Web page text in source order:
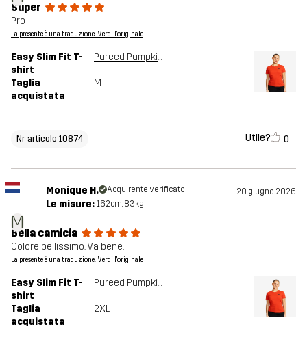
Super
Pro
La presente è una traduzione. Verdi l'originale
Easy Slim Fit T-
shirt
Pureed Pumpkin
Taglia
acquistata
M
Nr articolo 10874 Utile? 0
M
Monique H. Acquirente verificato 20 giugno 2026
Le misure: 162cm, 83kg
Bella camicia
Colore bellissimo. Va bene.
La presente è una traduzione. Verdi l'originale
Easy Slim Fit T-
shirt
Pureed Pumpkin
Taglia
acquistata
2XL